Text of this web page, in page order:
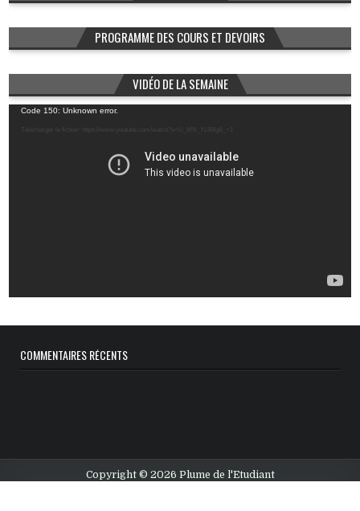
PROGRAMME DES COURS ET DEVOIRS
VIDÉO DE LA SEMAINE
Lecteur
vidéo
Code 150: Unknown error.
Télécharger le fichier: https://www.youtube.com/watch?v=U_MN_YL99Ig&_=1
COMMENTAIRES RÉCENTS
Copyright © 2026 Plume de l'Etudiant